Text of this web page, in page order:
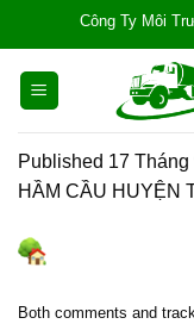
content
Công Ty Môi
Published 17 Tháng
HẦM CẦU HUYỆN
Both comments and